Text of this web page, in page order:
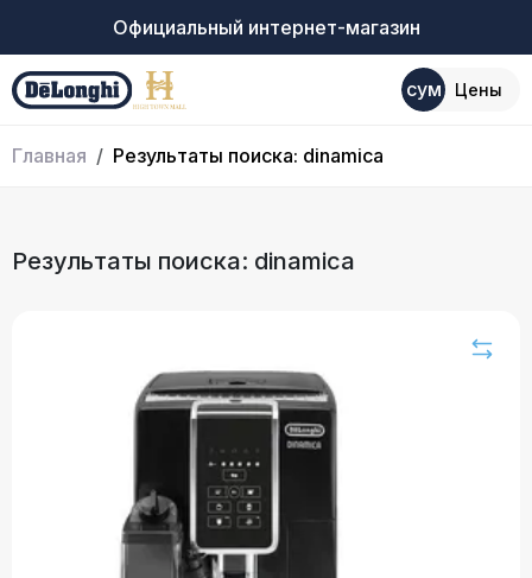
Официальный интернет-магазин
сум Цены
Главная Результаты поиска: dinamica
Результаты поиска: dinamica